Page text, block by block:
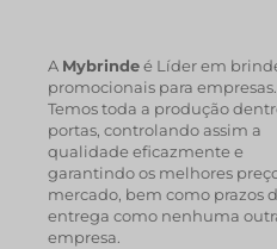
A Mybrindeé Líder em
promocionais para empresas.
Temos toda a produção
portas, controlando assim a
qualidade eficazmente e
garantindo os melhores
mercado, bem como prazos
entrega como nenhuma
empresa.